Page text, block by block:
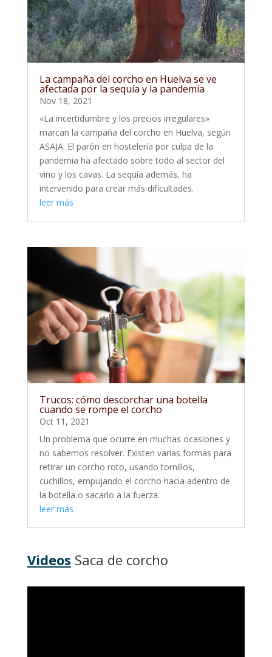
La campaña del corcho en Huelva se ve
afectada por la sequía y la pandemia
Nov 18, 2021
«La incertidumbre y los precios irregulares»
marcan la campaña del corcho en Huelva, según
ASAJA. El parón en hostelería por culpa de la
pandemia ha afectado sobre todo al sector del
vino y los cavas. La sequía además, ha
intervenido para crear más dificultades.
leer más
Trucos: cómo descorchar una botella
cuando se rompe el corcho
Oct 11, 2021
Un problema que ocurre en muchas ocasiones y
no sabemos resolver. Existen varias formas para
retirar un corcho roto, usando tornillos,
cuchillos, empujando el corcho hacia adentro de
la botella o sacarlo a la fuerza.
leer más
Videos Saca de corcho